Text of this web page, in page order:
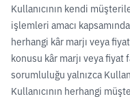
Kullanıcının kendi
işlemleri amacı
herhangi kâr marjı veya
konusu kâr marjı veya fiyat
sorumluluğu yalnızca
Kullanıcının herhangi